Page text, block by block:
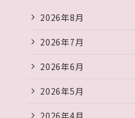
2026年8月
2026年7月
2026年6月
2026年5月
2026年4月